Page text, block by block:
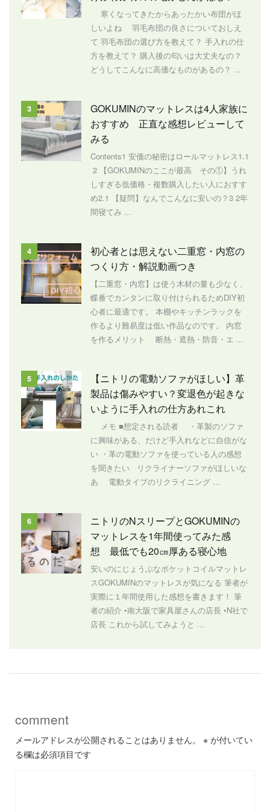
寒くなってきたからあったかい布団がほ
しいよね 羽毛布団の良さについておしえ
て 羽毛布団の選び方を教えて？ 手入れの仕
方を教えて？ 購入後の匂いは大丈夫なの？
どうしてこんなに高価なものがあるの？ ...
3
GOKUMINのマットレスは4人家族に
おすすめ 正直な感想レビューして
みる
Contents1 安価の秘密はロールマットレス1.1
2 【GOKUMINのここが最高 その①】うれ
しすぎる低価格・複数購入したい人におすす
め2.1 【疑問】なんでこんなに安いの？3 2年
間寝てみ ...
4
初心者とは思えない二重窓・内窓の
つくり方・解説動画つき
【二重窓・内窓】は使う木材の量も少なく、
蝶番でカンタンに取り付けられるためDIY初
心者に最適です。 本棚やキッチンラックを
作るより難易度は低い作品なのです。 内窓
を作るメリット 断熱・遮熱・防音・エ ...
5
【ニトリの電動ソファがほしい】革
製品は傷みやすい？変退色が起きな
いように手入れの仕方あれこれ
メモ ■想定される読者 ・革製のソファ
に興味がある、だけど手入れなどに自信がな
い ・革の電動ソファを使っている人の感想
を聞きたい リクライナーソファがほしいな
あ 電動タイプのリクライニング ...
6
ニトリのNスリープとGOKUMINの
マットレスを1年間使ってみた感
想 最低でも20㎝厚ある寝心地
安いのにじょうぶなポケットコイルマットレ
スGOKUMINのマットレスが気になる 筆者が
実際に１年間使用した感想を書きます！ 筆
者の紹介 •南大阪で家具屋さんの店長 •N社で
店長 これから試してみようと ...
comment
メールアドレスが公開されることはありません。 ※ が付いてい
る欄は必須項目です